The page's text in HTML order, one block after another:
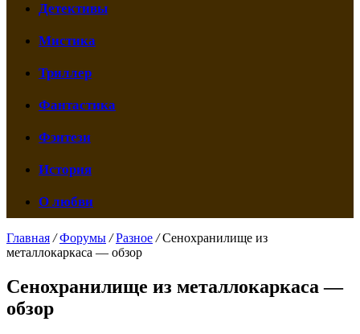
Детективы
Мистика
Триллер
Фантастика
Фэнтези
История
О любви
Главная / Форумы / Разное / Сенохранилище из
металлокаркаса — обзор
Сенохранилище из металлокаркаса —
обзор